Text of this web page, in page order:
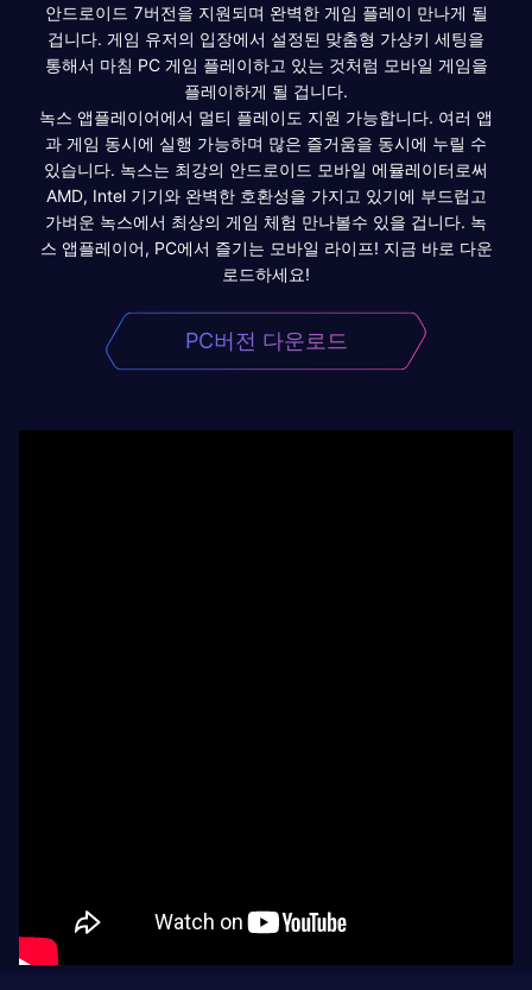
안드로이드 7버전을 지원되며 완벽한 게임 플레이 만나게 될
겁니다. 게임 유저의 입장에서 설정된 맞춤형 가상키 세팅을
통해서 마침 PC 게임 플레이하고 있는 것처럼 모바일 게임을
플레이하게 될 겁니다.
녹스 앱플레이어에서 멀티 플레이도 지원 가능합니다. 여러 앱
과 게임 동시에 실행 가능하며 많은 즐거움을 동시에 누릴 수
있습니다. 녹스는 최강의 안드로이드 모바일 에뮬레이터로써
AMD, Intel 기기와 완벽한 호환성을 가지고 있기에 부드럽고
가벼운 녹스에서 최상의 게임 체험 만나볼수 있을 겁니다. 녹
스 앱플레이어, PC에서 즐기는 모바일 라이프! 지금 바로 다운
로드하세요!
PC버전 다운로드